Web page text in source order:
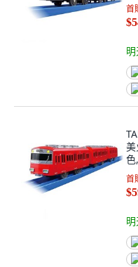
首
色
首